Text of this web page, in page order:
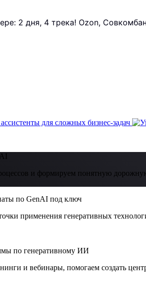
2 дня, 4 трека! Ozon,
и формируем понятную
по GenAI под ключ
применения генеративных
по генеративному ИИ
и вебинары, помогаем создать